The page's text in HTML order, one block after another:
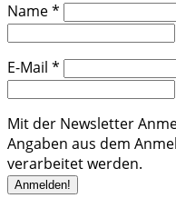
Name*
E-Mail *
Mit der Newsletter
Angaben aus dem
verarbeitet werden.